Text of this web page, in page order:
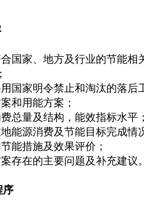
国家、地方及行业的节能相
国家明令禁止和淘汰的落后
和用能方案；
总量及结构，能效指标水平
能源消费及节能目标完成情
能措施及效果评价；
存在的主要问题及补充建议
序